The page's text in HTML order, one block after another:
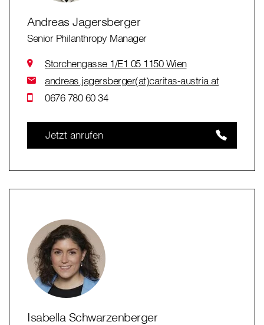
Andreas Jagersberger
Senior Philanthropy Manager
Storchengasse 1/E1 05 1150 Wien
andreas.jagersberger(at)caritas-austria.at
0676 780 60 34
Jetzt anrufen
Isabella Schwarzenberger